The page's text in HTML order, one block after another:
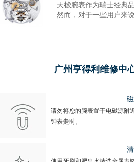
天梭腕表作为瑞士经典
然而，对于一些用户来说
广州亨得利维修中
请勿将您的腕表置于电磁源附
钟表走时。